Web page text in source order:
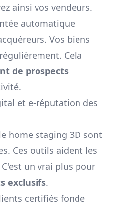
ainsi vos vendeurs.
automatique
Vos biens
Cela
de prospects
et e-réputation des
home staging 3D sont
Ces outils aident les
un vrai plus pour
exclusifs.
certifiés fonde